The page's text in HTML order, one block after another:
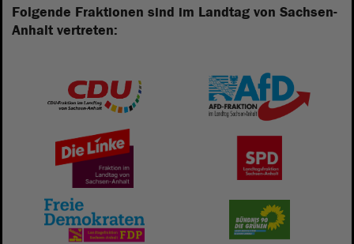
Folgende Fraktionen sind im Landtag von Sachsen-
Anhalt vertreten: